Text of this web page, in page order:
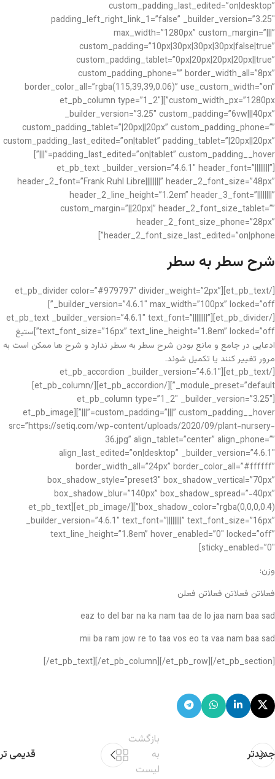
custom_padding_last_edited=”on|desktop”
padding_left_right_link_1=”false” _builder_version=”3.25″
max_width=”1280px” custom_margin=”|||”
custom_padding=”10px|30px|30px|30px|false|true”
custom_padding_tablet=”0px|20px|20px|20px||true”
custom_padding_phone=”” border_width_all=”8px”
border_color_all=”rgba(115,39,39,0.06)” use_custom_width=”on”
custom_width_px=”1280px”][et_pb_column type=”1_2″
_builder_version=”3.25″ custom_padding=”6vw|||40px”
custom_padding_tablet=”|20px||20px” custom_padding_phone=””
custom_padding_last_edited=”on|tablet” padding_tablet=”|20px||20px”
padding_last_edited=”on|tablet” custom_padding__hover=”|||”]
[et_pb_text _builder_version=”4.6.1″ header_font=”||||||||”
header_2_font=”Frank Ruhl Libre||||||||” header_2_font_size=”48px”
header_2_line_height=”1.2em” header_3_font=”||||||||”
custom_margin=”||20px|” header_2_font_size_tablet=””
header_2_font_size_phone=”28px”
header_2_font_size_last_edited=”on|phone”]
شرح سطر به سطر
[/et_pb_text][et_pb_divider color=”#979797″ divider_weight=”2px”
_builder_version=”4.6.1″ max_width=”100px” locked=”off”]
[/et_pb_divider][et_pb_text _builder_version=”4.6.1″ text_font=”||||||||”
text_font_size=”16px” text_line_height=”1.8em” locked=”off”]ستیغ
ادعایی در جامع و مانع بودن شرح سطر به سطر ندارد و شرح ها ممکن است به
مرور تغییر کنند یا تکمیل شوند.
[/et_pb_text][et_pb_accordion _builder_version=”4.6.1″
_module_preset=”default”][/et_pb_accordion][/et_pb_column]
[et_pb_column type=”1_2″ _builder_version=”3.25″
custom_padding=”|||” custom_padding__hover=”|||”][et_pb_image
src=”https://setiq.com/wp-content/uploads/2020/09/plant-nursery-
36.jpg” align_tablet=”center” align_phone=””
align_last_edited=”on|desktop” _builder_version=”4.6.1″
border_width_all=”24px” border_color_all=”#ffffff”
box_shadow_style=”preset3″ box_shadow_vertical=”70px”
box_shadow_blur=”140px” box_shadow_spread=”-40px”
box_shadow_color=”rgba(0,0,0,0.4)”][/et_pb_image][et_pb_text
_builder_version=”4.6.1″ text_font=”||||||||” text_font_size=”16px”
text_line_height=”1.8em” hover_enabled=”0″ locked=”off”
sticky_enabled=”0″]
وزن:
فعلاتن فعلاتن فعلاتن فعلن
eaz to del bar na ka nam taa de lo jaa nam baa sad
mii ba ram jow re to taa vos eo ta vaa nam baa sad
[/et_pb_text][/et_pb_column][/et_pb_row][/et_pb_section]
جدیدتر
بازگشت
به
لیست
قدیمی تر